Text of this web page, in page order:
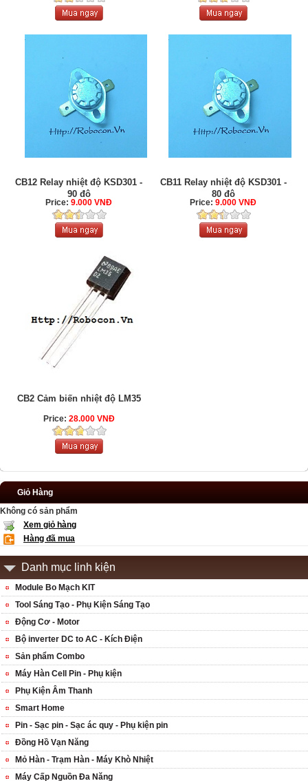
CB12 Relay nhiệt độ KSD301 -
90 độ
Price:9.000 VNĐ
CB11 Relay nhiệt độ KSD301 -
80 độ
Price:9.000 VNĐ
CB2 Cảm biến nhiệt độ LM35
Price: 28.000 VNĐ
Giỏ Hàng
Không có sản phẩm
Xem giỏ hàng
Hàng đã mua
Danh mục linh kiện
Module Bo Mạch KIT
Tool Sáng Tạo - Phụ Kiện Sáng Tạo
Động Cơ - Motor
Bộ inverter DC to AC - Kích Điện
Sản phẩm Combo
Máy Hàn Cell Pin - Phụ kiện
Phụ Kiện Âm Thanh
Smart Home
Pin - Sạc pin - Sạc ác quy - Phụ kiện pin
Đồng Hồ Vạn Năng
Mỏ Hàn - Trạm Hàn - Máy Khò Nhiệt
Máy Cấp Nguồn Đa Năng